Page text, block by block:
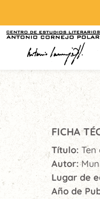
FICHA
Título: Ten
Autor:
Lugar de
Año de